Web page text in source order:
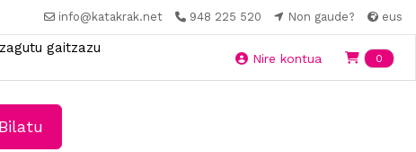
info@katakrak.net 948 225 520 Non gaude? eus
gaitzazu
Nire kontua 0
Bilatu